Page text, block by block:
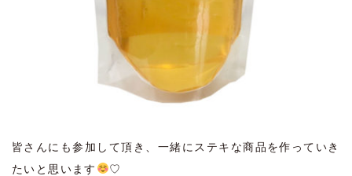
皆さんにも参加して頂き、一緒にステキな商品を作っていき
たいと思います
♡